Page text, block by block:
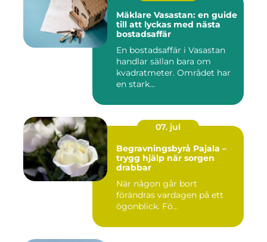
Mäklare Vasastan: en guide
till att lyckas med nästa
bostadsaffär
En bostadsaffär i Vasastan
handlar sällan bara om
kvadratmeter. Området har
en stark...
07. jul
Begravningsbyrå Pajala –
trygg hjälp när sorgen
drabbar
När någon går bort
förändras vardagen på ett
ögonblick. Fö...